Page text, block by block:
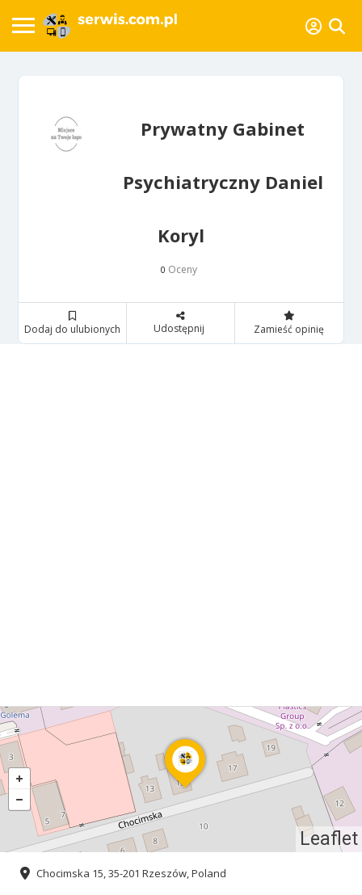
Prywatny Gabinet
Psychiatryczny Daniel
Koryl
0 Oceny
Dodaj do ulubionych Udostępnij Zamieść opinię
Leaflet
Chocimska 15, 35-201 Rzeszów, Poland